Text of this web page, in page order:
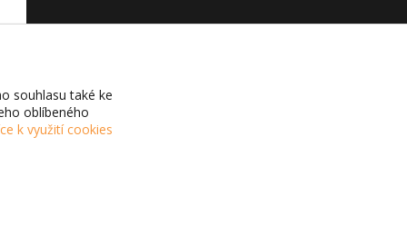
souhlasu také ke
oblíbeného
k využití cookies